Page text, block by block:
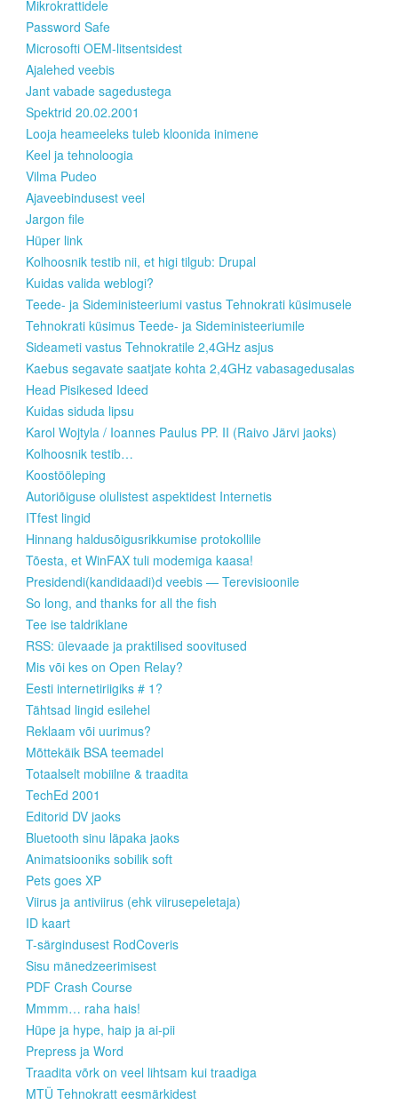
Mikrokrattidele
Password Safe
Microsofti OEM-litsentsidest
Ajalehed veebis
Jant vabade sagedustega
Spektrid 20.02.2001
Looja heameeleks tuleb kloonida inimene
Keel ja tehnoloogia
Vilma Pudeo
Ajaveebindusest veel
Jargon file
Hüper link
Kolhoosnik testib nii, et higi tilgub: Drupal
Kuidas valida weblogi?
Teede- ja Sideministeeriumi vastus Tehnokrati küsimusele
Tehnokrati küsimus Teede- ja Sideministeeriumile
Sideameti vastus Tehnokratile 2,4GHz asjus
Kaebus segavate saatjate kohta 2,4GHz vabasagedusalas
Head Pisikesed Ideed
Kuidas siduda lipsu
Karol Wojtyla / Ioannes Paulus PP. II (Raivo Järvi jaoks)
Kolhoosnik testib…
Koostööleping
Autoriõiguse olulistest aspektidest Internetis
ITfest lingid
Hinnang haldusõigusrikkumise protokollile
Tõesta, et WinFAX tuli modemiga kaasa!
Presidendi(kandidaadi)d veebis — Terevisioonile
So long, and thanks for all the fish
Tee ise taldriklane
RSS: ülevaade ja praktilised soovitused
Mis või kes on Open Relay?
Eesti internetiriigiks # 1?
Tähtsad lingid esilehel
Reklaam või uurimus?
Mõttekäik BSA teemadel
Totaalselt mobiilne & traadita
TechEd 2001
Editorid DV jaoks
Bluetooth sinu läpaka jaoks
Animatsiooniks sobilik soft
Pets goes XP
Viirus ja antiviirus (ehk viirusepeletaja)
ID kaart
T-särgindusest RodCoveris
Sisu mänedzeerimisest
PDF Crash Course
Mmmm… raha hais!
Hüpe ja hype, haip ja ai-pii
Prepress ja Word
Traadita võrk on veel lihtsam kui traadiga
MTÜ Tehnokratt eesmärkidest